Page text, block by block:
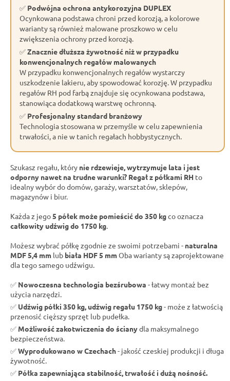
✅ Podwójna ochrona antykorozyjna DUPLEX
Ocynkowana podstawa chroni przed korozją, a kolorowe
warianty są również malowane proszkowo w celu
zwiększenia ochrony przed korozją.
✅Znacznie dłuższa żywotność niż w przypadku
konwencjonalnych regałów malowanych
W przypadku konwencjonalnych regałów wystarczy
uszkodzenie lakieru, aby spowodować korozję. W przypadku
regałów RH pod farbą znajduje się ocynkowana podstawa,
stanowiąca dodatkową warstwę ochronną.
✅ Profesjonalny standard branżowy
Technologia stosowana w przemyśle w celu zapewnienia
trwałości, a nie w tanich regałach hobbystycznych.
Szukasz regału, który nie rdzewieje, wytrzymuje lata i jest
odporny nawet na trudne warunki? Regał z półkami RH to
idealny wybór do domów, garaży, warsztatów, sklepów,
magazynów i biur.
Każda z jego 5 półek może pomieścić do 350 kgco oznacza
całkowity udźwig do 1750 kg
Możesz wybrać półkę zgodnie ze swoimi potrzebami - naturalna
MDF 5,4 mm lub biała HDF 5 mmOba warianty są zaprojektowane
dla tego samego udźwigu.
✅ Nowoczesna technologia bezśrubowa - łatwy montaż bez
użycia narzędzi.
✅ Udźwig półki 350 kg, udźwig regału 1750 kg- może z łatwością
przenosić cięższy sprzęt lub pudełka.
✅ Możliwość zakotwiczenia do ścianydla maksymalnego
bezpieczeństwa.
✅Wyprodukowano w Czechach- jakość czeskiej produkcji i długa
żywotność.
✅ Półka zapewniająca stabilność, trwałość i dużą nośność.